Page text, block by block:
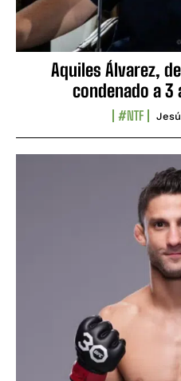
Aquiles Álvarez,
condenado a 3
#NTF